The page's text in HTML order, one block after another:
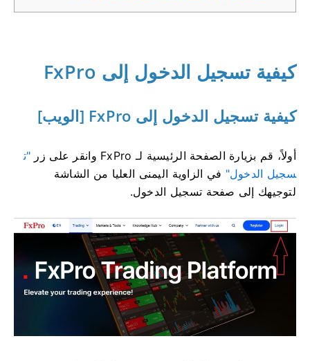
كيفية تسجيل الدخول إلى FxPro
كيفية تسجيل الدخول إلى FxPro [الويب]
أولاً، قم بزيارة الصفحة الرئيسية لـ FxPro وانقر على زر
"ت
سجيل الدخول" في الزاوية اليمنى العليا من الشاشة
لتوجيهك إلى صفحة تسجيل الدخول.